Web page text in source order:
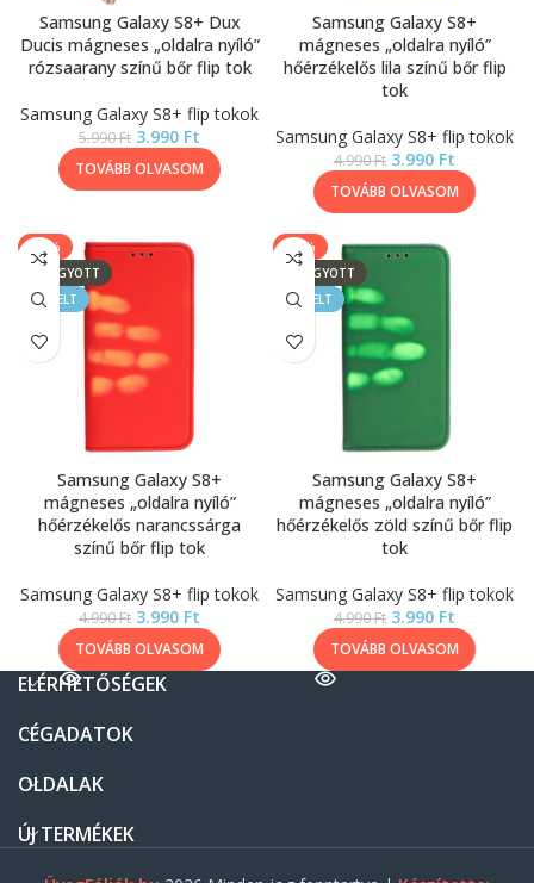
Samsung Galaxy S8+ Dux
Ducis mágneses „oldalra nyíló”
rózsaarany színű bőr flip tok
Samsung Galaxy S8+ flip tokok
5.990Ft 3.990 Ft
TOVÁBB OLVASOM
Samsung Galaxy S8+
mágneses „oldalra nyíló”
hőérzékelős lila színű bőr flip
tok
Samsung Galaxy S8+ flip tokok
4.990Ft 3.990 Ft
TOVÁBB OLVASOM
-20%
ELFOGYOTT
KIEMELT
Samsung Galaxy S8+
mágneses „oldalra nyíló”
hőérzékelős narancssárga
színű bőr flip tok
Samsung Galaxy S8+ flip tokok
4.990Ft 3.990 Ft
TOVÁBB OLVASOM
-20%
ELFOGYOTT
KIEMELT
Samsung Galaxy S8+
mágneses „oldalra nyíló”
hőérzékelős zöld színű bőr flip
tok
Samsung Galaxy S8+ flip tokok
4.990Ft 3.990 Ft
TOVÁBB OLVASOM
ELÉRHETŐSÉGEK
CÉGADATOK
OLDALAK
ÚJ TERMÉKEK